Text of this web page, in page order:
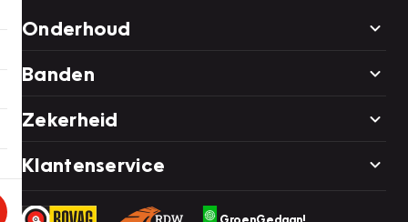
Onderhoud
Banden
Zekerheid
Klantenservice